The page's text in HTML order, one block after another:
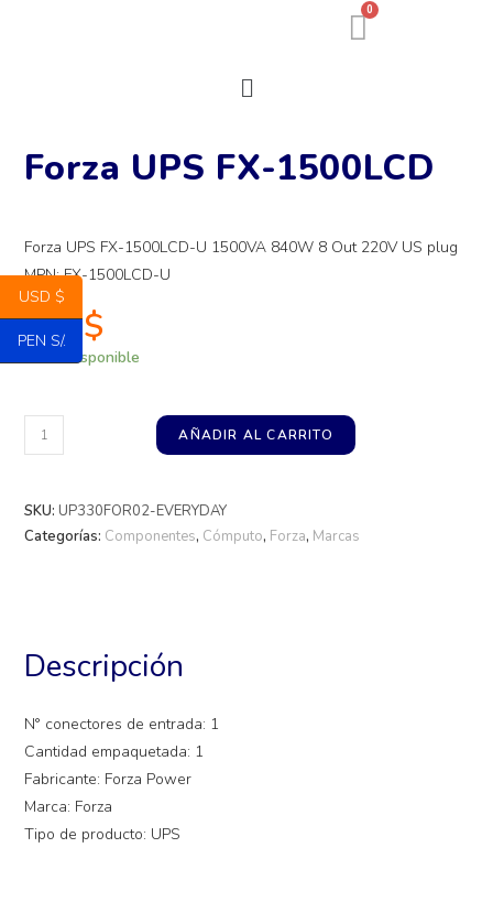
0
Forza UPS FX-1500LCD
Forza UPS FX-1500LCD-U 1500VA 840W 8 Out 220V US plug
MPN: FX-1500LCD-U
249$
Stock disponible
AÑADIR AL CARRITO
SKU: UP330FOR02-EVERYDAY
Categorías: Componentes, Cómputo, Forza, Marcas
Descripción
N° conectores de entrada: 1
Cantidad empaquetada: 1
Fabricante: Forza Power
Marca: Forza
Tipo de producto: UPS
USD $
PEN S/.